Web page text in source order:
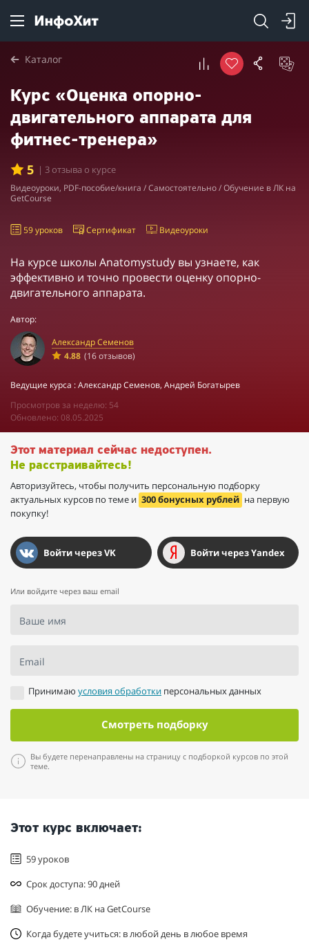
Каталог
Курс «Оценка опорно-
двигательного аппарата для
фитнес-тренера»
5 | 3 отзыва о курсе
Видеоуроки, PDF-пособие/книга / Самостоятельно / Обучение в ЛК на
GetCourse
59 уроков Сертификат Видеоуроки
На курсе школы Anatomystudy вы узнаете, как
эффективно и точно провести оценку опорно-
двигательного аппарата.
Автор:
Александр Семенов
4.88 (16 отзывов)
Ведущие курса : Александр Семенов, Андрей Богатырев
Просмотров за неделю: 54
Обновлено: 08.05.2025
Этот материал сейчас недоступен.
Не расстраивайтесь!
Авторизуйтесь, чтобы получить персональную подборку
актуальных курсов по теме и 300 бонусных рублей на первую
покупку!
Войти через VK Войти через Yandex
Или войдите через ваш email
Ваше имя
Email
Принимаю условия обработки персональных данных
Смотреть подборку
Вы будете перенаправлены на страницу с подборкой курсов по этой
теме.
Этот курс включает:
59 уроков
Срок доступа: 90 дней
Обучение: в ЛК на GetCourse
Когда будете учиться: в любой день в любое время